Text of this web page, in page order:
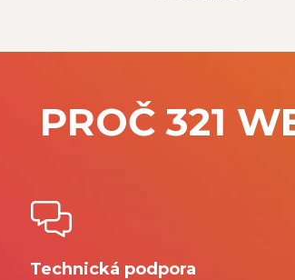
PROČ 321
Technická podpora